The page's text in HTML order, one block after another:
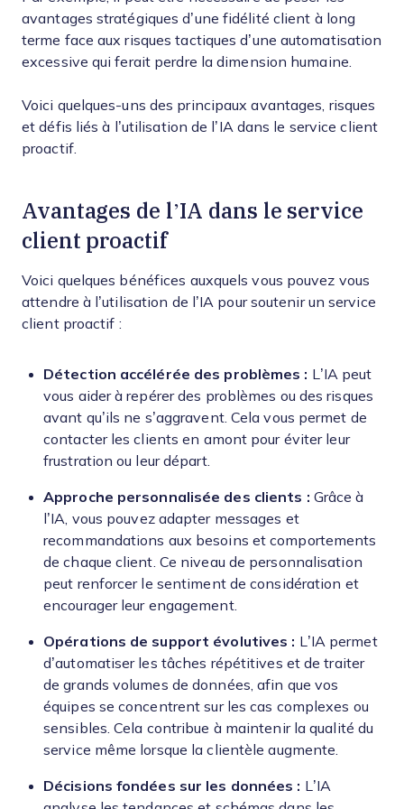
avantages stratégiques d’une fidélité client à long
terme face aux risques tactiques d’une automatisation
excessive qui ferait perdre la dimension humaine.
Voici quelques-uns des principaux avantages, risques
et défis liés à l’utilisation de l’IA dans le service client
proactif.
Avantages de l’IA dans le service
client proactif
Voici quelques bénéfices auxquels vous pouvez vous
attendre à l’utilisation de l’IA pour soutenir un service
client proactif :
Détection accélérée des problèmes : L’IA peut
vous aider à repérer des problèmes ou des risques
avant qu’ils ne s’aggravent. Cela vous permet de
contacter les clients en amont pour éviter leur
frustration ou leur départ.
Approche personnalisée des clients : Grâce à
l’IA, vous pouvez adapter messages et
recommandations aux besoins et comportements
de chaque client. Ce niveau de personnalisation
peut renforcer le sentiment de considération et
encourager leur engagement.
Opérations de support évolutives : L’IA permet
d’automatiser les tâches répétitives et de traiter
de grands volumes de données, afin que vos
équipes se concentrent sur les cas complexes ou
sensibles. Cela contribue à maintenir la qualité du
service même lorsque la clientèle augmente.
Décisions fondées sur les données : L’IA